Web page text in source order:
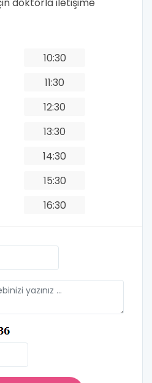
10:30
11:30
12:30
13:30
14:30
15:30
16:30